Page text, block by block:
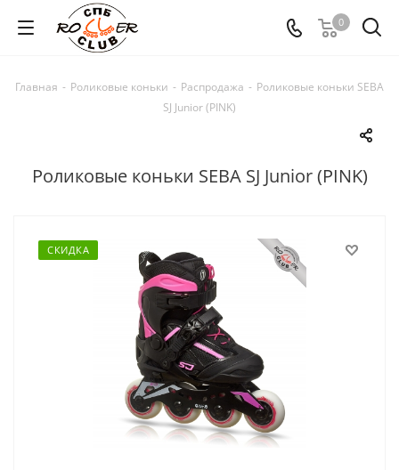
0
Главная - Роликовые коньки - Распродажа - Роликовые коньки SEBA
SJ Junior (PINK)
Роликовые коньки SEBA SJ Junior (PINK)
СКИДКА